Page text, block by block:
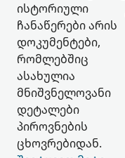
ისტორიული
ჩანაწერები არის
დოკუმენტები,
რომლებშიც
ასახულია
მნიშვნელოვანი
დეტალები
პიროვნების
ცხოვრებიდან.